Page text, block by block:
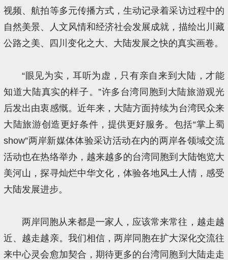
视频、航拍等多元传播方式，生动记录着采访过程中的
自然美景、人文风情和经济社会发展成就，描绘出川藏
公路之美、四川变化之大、大陆发展之快的真实画卷。
“眼见为实，耳听为虚，只有亲自来到大陆，才能
知道大陆真实的样子。”许多台湾同胞到大陆旅游观光
后发出由衷感慨。近年来，大陆方面持续为台湾民众来
大陆旅游创造更好条件，提供更好服务。包括“掌上蜀
show”两岸新媒体体验采访活动在内的两岸各领域交流
活动也在热络举办，越来越多的台湾同胞到大陆饱览大
美河山，探寻灿烂中华文化，体验各地风土人情，感受
大陆发展进步。
两岸同胞从来都是一家人，应该常来常往，越走越
近、越走越亲。我们相信，两岸同胞在扩大深化交流往
来中心灵会愈加契合，期待更多的台湾同胞到大陆走走